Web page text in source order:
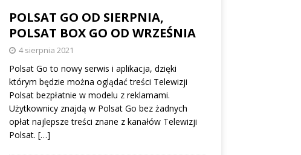
POLSAT GO OD SIERPNIA,
POLSAT BOX GO OD WRZEŚNIA
4 sierpnia 2021
Polsat Go to nowy serwis i aplikacja, dzięki
którym będzie można oglądać treści Telewizji
Polsat bezpłatnie w modelu z reklamami.
Użytkownicy znajdą w Polsat Go bez żadnych
opłat najlepsze treści znane z kanałów Telewizji
Polsat. […]